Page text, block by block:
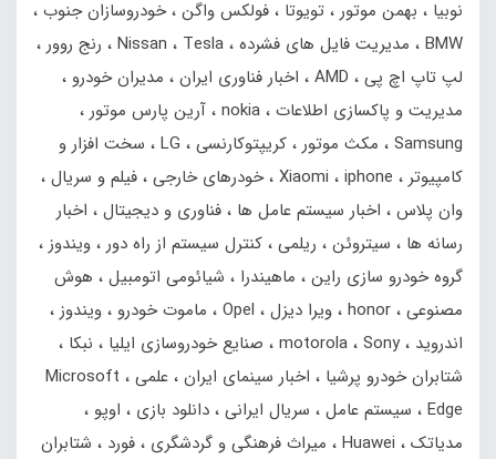
نوبیا
بهمن‌ موتور تویوتا فولکس واگن خودروسازان جنوب
BMW
مدیریت فایل های فشرده Nissan Tesla
رنج‌ روور
لپ تاپ اچ پی
AMD اخبار فناوری ایران
مدیران خودرو
مدیریت و پاکسازی اطلاعات nokia آرین پارس موتور
Samsung
مکث موتور کریپتوکارنسی LG
سخت افزار و
کامپیوتر
Xiaomi iphone خودرهای خارجی فیلم و سریال
وان پلاس
اخبار سیستم عامل ها فناوری و دیجیتال
اخبار
رسانه ها
سیتروئن ریلمی کنترل سیستم از راه دور ویندوز
گروه خودرو سازی راین
ماهیندرا شیائومی اتومبیل
هوش
مصنوعی honor ویرا دیزل Opel ماموت خودرو
ویندوز
اندروید
motorola Sony صنایع خودروسازی ایلیا
نبکا
شتابران خودرو پرشیا
اخبار سینمای ایران علمی
Microsoft
Edge
سیستم عامل سریال ایرانی دانلود بازی
اوپو
مدیاتک
Huawei میراث فرهنگی و گردشگری فورد
شتابران